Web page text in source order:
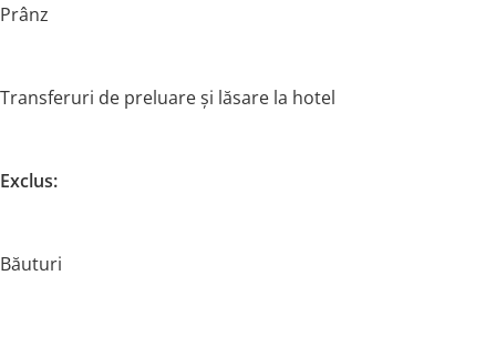
Prânz
Transferuri de preluare și lăsare la hotel
Exclus:
Băuturi